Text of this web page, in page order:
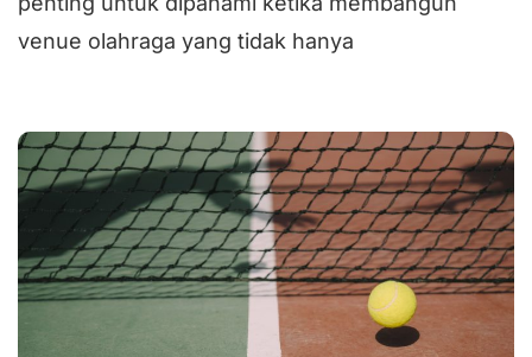
venue olahraga yang tidak hanya